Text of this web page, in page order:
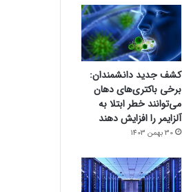
کشف جدید دانشمندان:
برخی باکتری‌های دهان
می‌توانند خطر ابتلا به
آلزایمر را افزایش دهند
30 بهمن 1403